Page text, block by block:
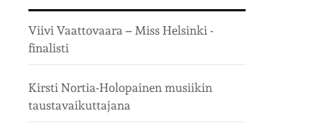
Viivi Vaattovaara – Miss Helsinki -
finalisti
Kirsti Nortia-Holopainen musiikin
taustavaikuttajana